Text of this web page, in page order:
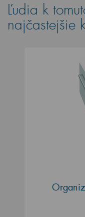
Ľudia k
najčastejšie